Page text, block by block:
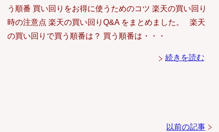
う順番 買い回りをお得に使うためのコツ 楽天の買い回り
時の注意点 楽天の買い回りQ&A をまとめました。 楽天
の買い回りで買う順番は？ 買う順番は・・・
続きを読む
以前の記事